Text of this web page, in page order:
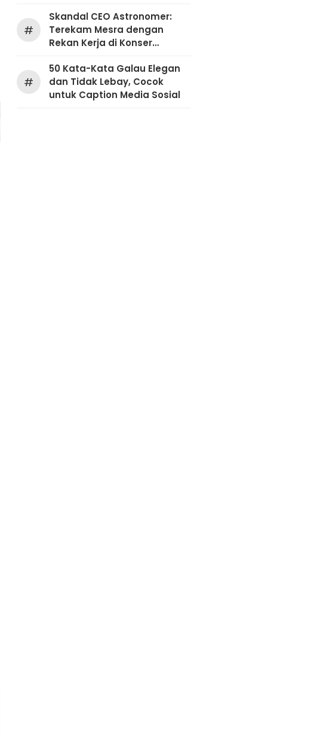
#
Skandal CEO Astronomer:
Terekam Mesra dengan
Rekan Kerja di Konser
#
50 Kata-Kata Galau Elegan
dan Tidak Lebay, Cocok
untuk Caption Media Sosial